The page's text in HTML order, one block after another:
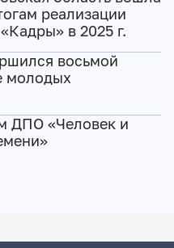
реализации
в 2025 г.
восьмой
молодых
ДПО «Человек и